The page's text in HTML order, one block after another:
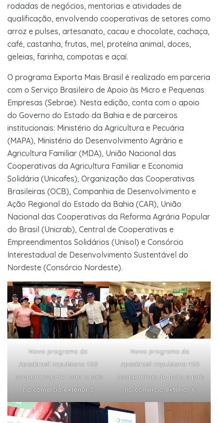
rodadas de negócios, mentorias e atividades de
qualificação, envolvendo cooperativas de setores como
arroz e pulses, artesanato, cacau e chocolate, cachaça,
café, castanha, frutas, mel, proteína animal, doces,
geleias, farinha, compotas e açaí.
O programa Exporta Mais Brasil é realizado em parceria
com o Serviço Brasileiro de Apoio às Micro e Pequenas
Empresas (Sebrae). Nesta edição, conta com o apoio
do Governo do Estado da Bahia e de parceiros
institucionais: Ministério da Agricultura e Pecuária
(MAPA), Ministério do Desenvolvimento Agrário e
Agricultura Familiar (MDA), União Nacional das
Cooperativas da Agricultura Familiar e Economia
Solidária (Unicafes), Organização das Cooperativas
Brasileiras (OCB), Companhia de Desenvolvimento e
Ação Regional do Estado da Bahia (CAR), União
Nacional das Cooperativas da Reforma Agrária Popular
do Brasil (Unicrab), Central de Cooperativas e
Empreendimentos Solidários (Unisol) e Consórcio
Interestadual de Desenvolvimento Sustentável do
Nordeste (Consórcio Nordeste).
Novo programa da
ApexBrasil impulsiona 450
cooperativas de todo o país
no comércio exterior 5
Novo programa da
ApexBrasil impulsiona 450
cooperativas de todo o país
no comércio exterior 6